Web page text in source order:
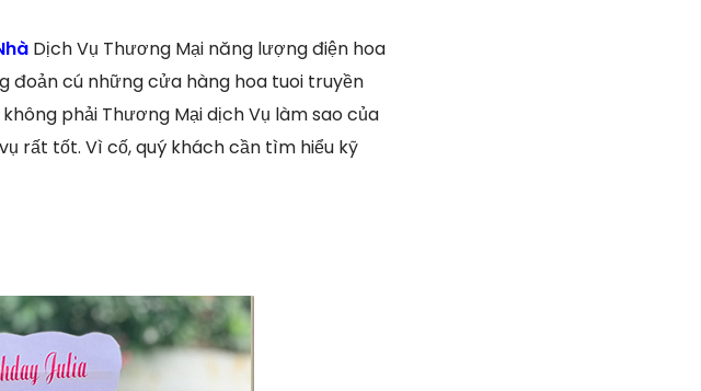
Dịch Vụ Thương Mại năng lượng điện hoa
đoản cú những cửa hàng hoa tuoi truyền
phải Thương Mại dịch Vụ làm sao của
rất tốt. Vì cố, quý khách cần tìm hiểu kỹ